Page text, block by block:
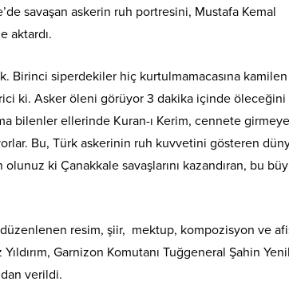
savaşan askerin ruh portresini, Mustafa Kemal
aktardı.
Birinci siperdekiler hiç kurtulmamacasına kamilen
ki. Asker öleni görüyor 3 dakika içinde öleceğini
bilenler ellerinde Kuran-ı Kerim, cennete girmeye
Bu, Türk askerinin ruh kuvvetini gösteren
ki Çanakkale savaşlarını kazandıran, bu
resim, şiir, mektup, kompozisyon ve
Garnizon Komutanı Tuğgeneral Şahin
verildi.